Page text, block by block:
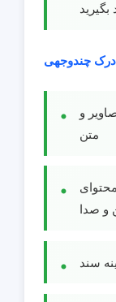
بگیرید
و
متن
و صدا
سند